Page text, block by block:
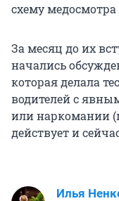
схему медосмотра
За месяц до их
начались
которая делала
водителей с
или наркомании
действует и
Илья